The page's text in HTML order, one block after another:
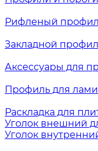
Рифленый
Закладной
Аксессуары для
Профиль для
Раскладка для
Уголок внешний
Уголок